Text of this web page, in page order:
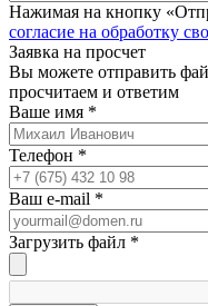
Нажимая на кнопку
согласие на обработку
Заявка на просчет
Вы можете отправить
просчитаем и ответим
Ваше имя *
Телефон *
Ваш e-mail *
Загрузить файл *